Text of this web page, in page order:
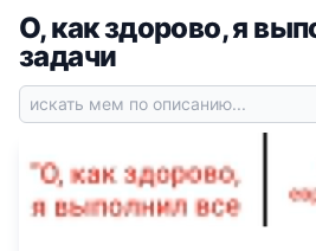
О, как здорово, я
задачи